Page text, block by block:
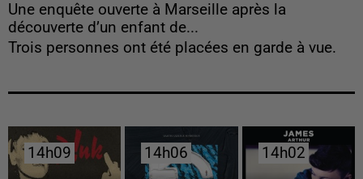
Une enquête ouverte à Marseille après la
découverte d’un enfant de...
Trois personnes ont été placées en garde à vue.
14h09
14h09 14h06
14h06 14h02
14h02